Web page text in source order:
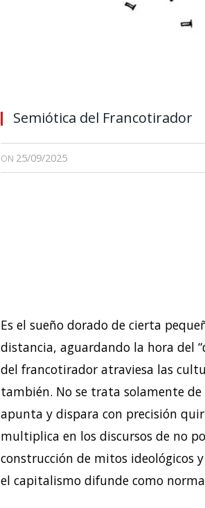
Semiótica del Francotirador
ON 25/09/2025
Es el sueño dorado de cierta
distancia, aguardando la hora del
del francotirador atraviesa las
también. No se trata solamente
apunta y dispara con precisión
multiplica en los discursos de no
construcción de mitos ideológicos
el capitalismo difunde como